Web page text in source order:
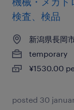
検査、検品
新潟県長岡
temporary
¥1530.00
posted 30